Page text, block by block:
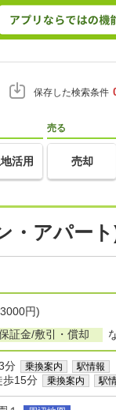
保存した検索条件
活用
売る
売却
・アパー
円)
証金/敷引・償却
分 乗換案内 駅情報
歩15分 乗換案内 駅